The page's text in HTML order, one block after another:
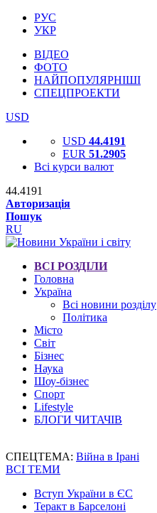
РУС
УКР
ВІДЕО
ФОТО
НАЙПОПУЛЯРНІШІ
СПЕЦПРОЕКТИ
USD
USD 44.4191
EUR 51.2905
Всі курси валют
44.4191
Авторизація
Пошук
RU
ВСІ РОЗДІЛИ
Головна
Україна
Всі новини розділу
Політика
Місто
Світ
Бізнес
Наука
Шоу-бізнес
Спорт
Lifestyle
БЛОГИ ЧИТАЧІВ
СПЕЦТЕМА: Війна в Ірані
ВСІ ТЕМИ
Вступ України в ЄС
Теракт в Барселоні